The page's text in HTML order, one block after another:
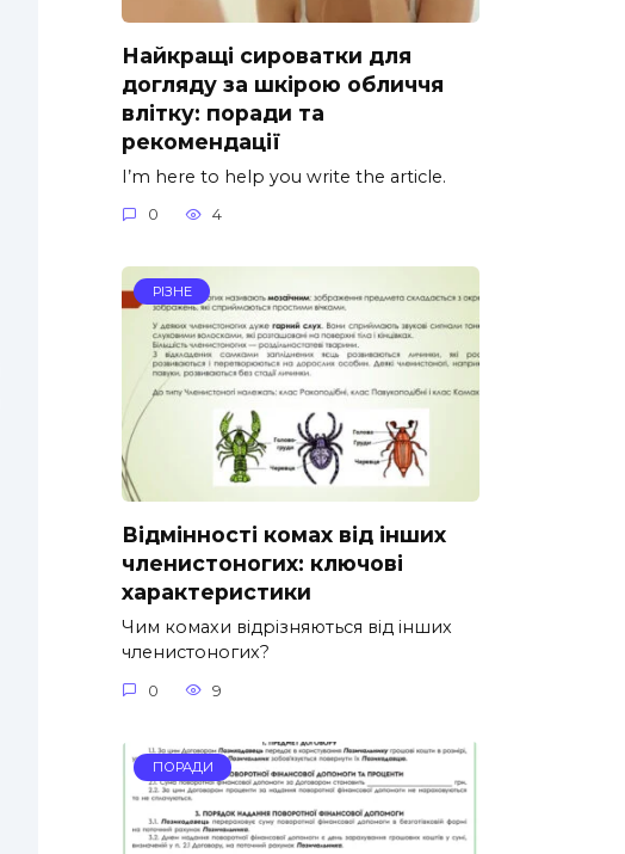
Найкращі сироватки для
догляду за шкірою обличчя
влітку: поради та
рекомендації
I’m here to help you write the article.
0 4
РІЗНЕ
Відмінності комах від інших
членистоногих: ключові
характеристики
Чим комахи відрізняються від інших
членистоногих?
0 9
ПОРАДИ